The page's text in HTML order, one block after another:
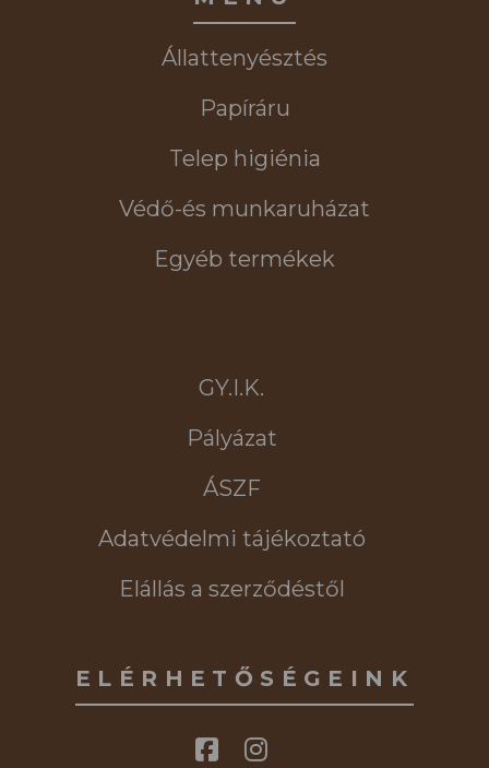
Állattenyésztés
Papíráru
Telep higiénia
Védő-és munkaruházat
Egyéb termékek
GY.I.K.
Pályázat
ÁSZF
Adatvédelmi tájékoztató
Elállás a szerződéstől
ELÉRHETŐSÉGEINK